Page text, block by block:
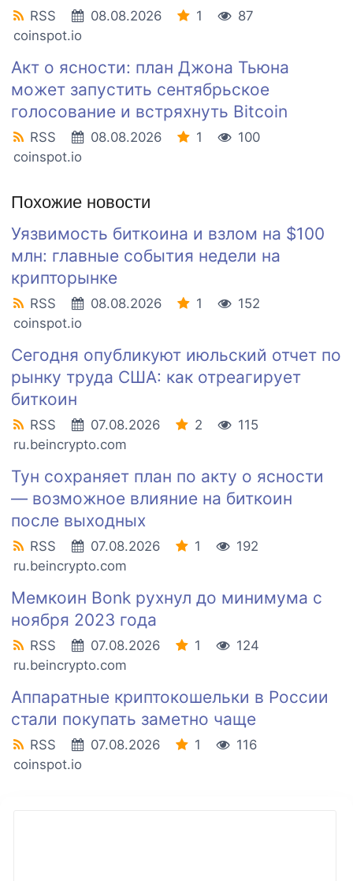
RSS 08.08.2026 1
87
coinspot.io
Акт о ясности: план Джона Тьюна
может запустить сентябрьское
голосование и встряхнуть Bitcoin
RSS 08.08.2026 1
100
coinspot.io
Похожие новости
Уязвимость биткоина и взлом на $100
млн: главные события недели на
крипторынке
RSS 08.08.2026 1
152
coinspot.io
Сегодня опубликуют июльский отчет по
рынку труда США: как отреагирует
биткоин
RSS 07.08.2026 2
115
ru.beincrypto.com
Тун сохраняет план по акту о ясности
— возможное влияние на биткоин
после выходных
RSS 07.08.2026 1
192
ru.beincrypto.com
Мемкоин Bonk рухнул до минимума с
ноября 2023 года
RSS 07.08.2026 1
124
ru.beincrypto.com
Аппаратные криптокошельки в России
стали покупать заметно чаще
RSS 07.08.2026 1
116
coinspot.io